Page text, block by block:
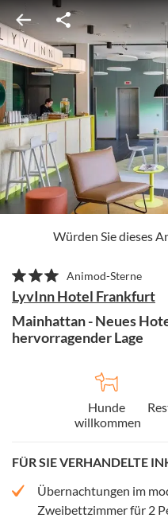
Würden Sie dieses
Animod-Sterne
LyvInn Hotel Frankfurt
Mainhattan - Neues
hervorragender Lage
Hunde
willkommen
FÜR SIE VERHANDELTE
Übernachtungen im
Zweibettzimmer für 2